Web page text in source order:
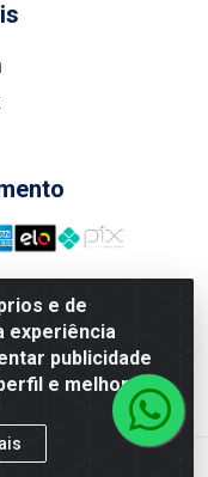
e de
experiência
publicidade
e melhorar a
LTDA - Rua
Janeiro/RJ - CEP:
0001-27